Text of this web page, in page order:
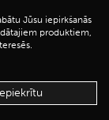
Jūsu iepirkšanās
produktiem,